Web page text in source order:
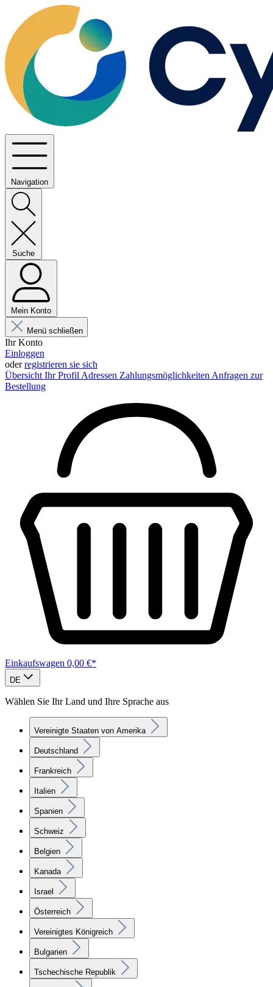
Navigation
Suche
Mein Konto
Menü schließen
Ihr Konto
Einloggen
oderregistrieren sie sich
Übersicht Ihr Profil Adressen Zahlungsmöglichkeiten Anfragen zur
Bestellung
Einkaufswagen 0,00 €*
DE
Wählen Sie Ihr Land und Ihre Sprache aus
Vereinigte Staaten von Amerika
Deutschland
Frankreich
Italien
Spanien
Schweiz
Belgien
Kanada
Israel
Österreich
Vereinigtes Königreich
Bulgarien
Tschechische Republik